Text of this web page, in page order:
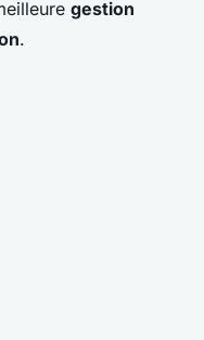
gestion
.